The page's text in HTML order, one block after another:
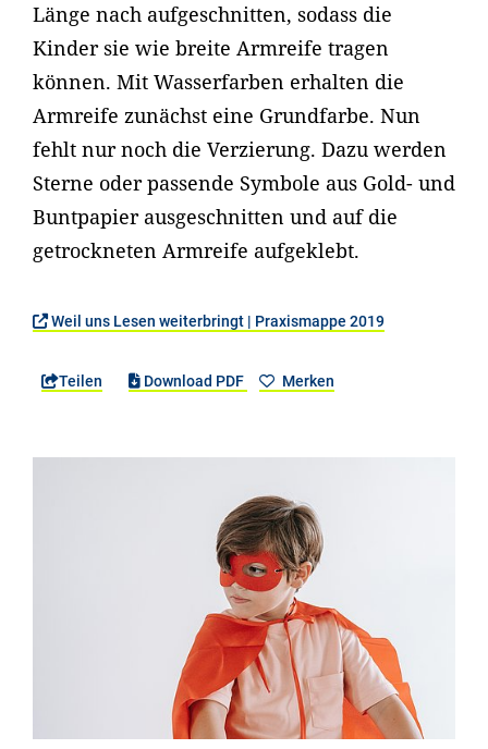
Länge nach aufgeschnitten, sodass die
Kinder sie wie breite Armreife tragen
können. Mit Wasserfarben erhalten die
Armreife zunächst eine Grundfarbe. Nun
fehlt nur noch die Verzierung. Dazu werden
Sterne oder passende Symbole aus Gold- und
Buntpapier ausgeschnitten und auf die
getrockneten Armreife aufgeklebt.
Weil uns Lesen weiterbringt | Praxismappe 2019
Teilen Download PDF Merken